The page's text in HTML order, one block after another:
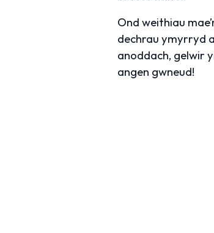
Ond weithiau
dechrau ymyrryd
anoddach, gelwir
angen gwneud!